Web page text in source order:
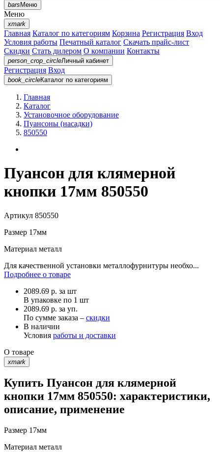
barsМеню
Меню
xmark
Главная Каталог по категориям Корзина Регистрация Вход
Условия работы Печатный каталог Скачать прайс-лист
Скидки Стать дилером О компании Контакты
person_crop_circleЛичный кабинет
Регистрация Вход
book_circleКаталог по категориям
Главная
Каталог
Установочное оборудование
Пуансоны (насадки)
850550
Пуансон для клямерной
кнопки 17мм 850550
Артикул 850550
Размер 17мм
Материал металл
Для качественной установки металлофурнитуры необхо...
Подробнее о товаре
2089.69 р. за шт
В упаковке по 1 шт
2089.69 р. за уп.
По сумме заказа – скидки
В наличии
Условия работы и доставки
О товаре
xmark
Купить Пуансон для клямерной
кнопки 17мм 850550: характеристики,
описание, применение
Размер 17мм
Материал металл